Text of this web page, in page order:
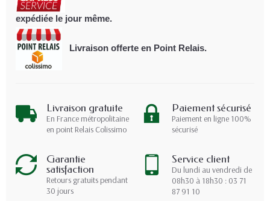
expédiée le jour même.
Livraison offerte en Point Relais.
Livraison gratuite
En France métropolitaine
en point Relais Colissimo
Paiement sécurisé
Paiement en ligne 100%
sécurisé
Garantie
satisfaction
Retours gratuits pendant
30 jours
Service client
Du lundi au vendredi de
08h30 à 18h30 : 03 71
87 91 10